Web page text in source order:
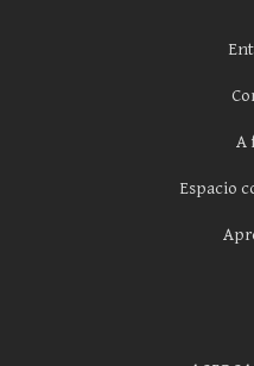
A
Espacio